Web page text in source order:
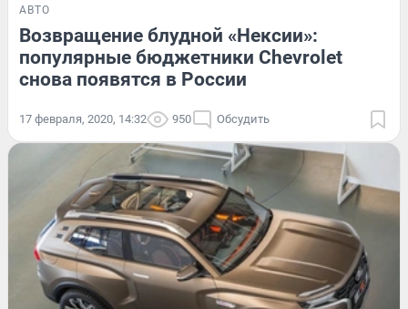
АВТО
Возвращение блудной «Нексии»:
популярные бюджетники Chevrolet
снова появятся в России
17 февраля, 2020, 14:32 950 Обсудить